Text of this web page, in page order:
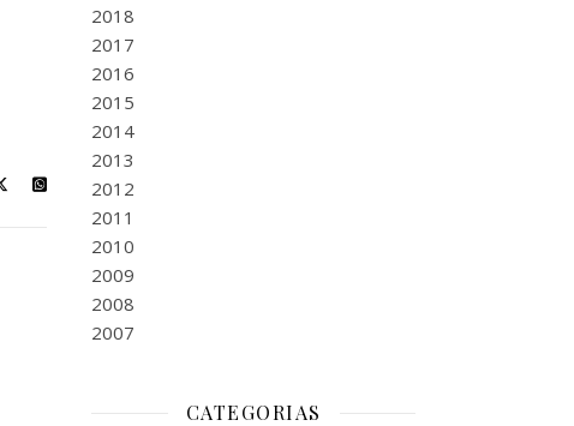
2018
2017
2016
2015
2014
2013
2012
2011
2010
2009
2008
2007
CATEGORIAS